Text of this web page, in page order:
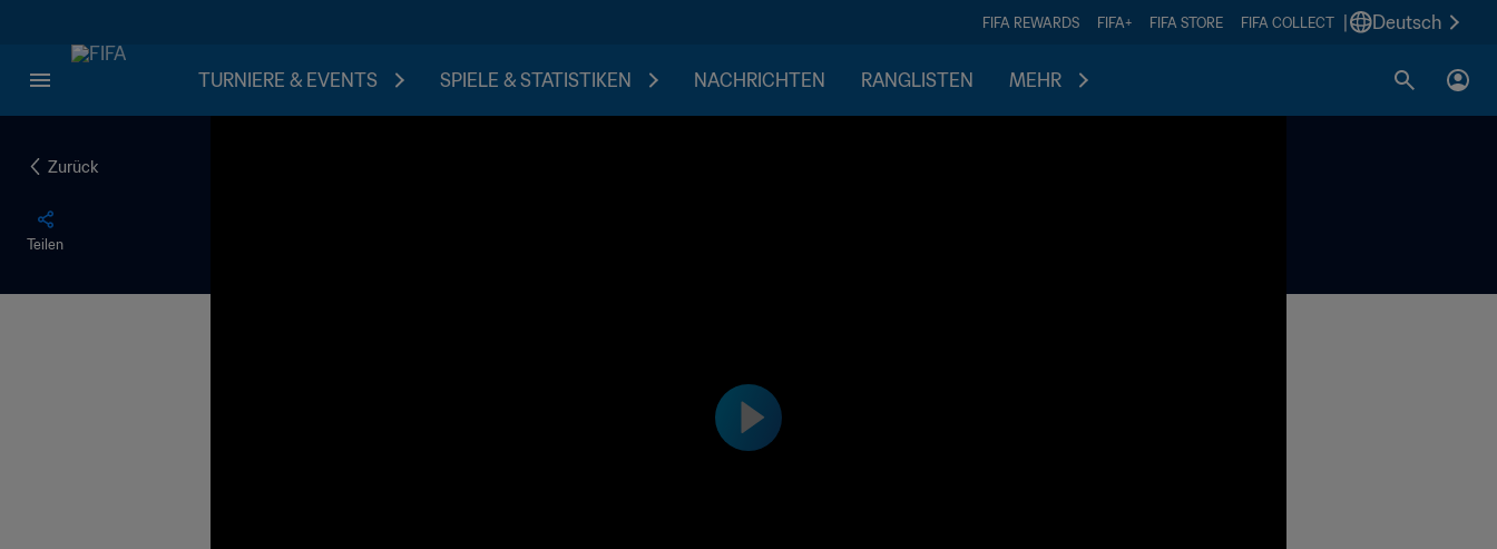
FIFA REWARDS FIFA+ FIFA STORE FIFA COLLECT Deutsch
TURNIERE & EVENTS SPIELE & STATISTIKEN NACHRICHTEN RANGLISTEN MEHR
Zurück
Teilen